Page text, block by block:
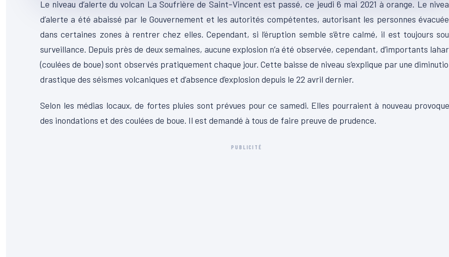
Le niveau d’alerte du volcan La Soufrière de Saint-Vincent est passé, ce jeudi 6 mai 2021 à orange. Le
d’alerte a été abaissé par le Gouvernement et les autorités compétentes, autorisant les personnes
dans certaines zones à rentrer chez elles. Cependant, si l’éruption semble s’être calmé, il est toujours
surveillance. Depuis près de deux semaines, aucune explosion n’a été observée, cependant, d’importants
(coulées de boue) sont observés pratiquement chaque jour. Cette baisse de niveau s’explique par une
drastique des séismes volcaniques et d’absence d’explosion depuis le 22 avril dernier.
Selon les médias locaux, de fortes pluies sont prévues pour ce samedi. Elles pourraient à nouveau
des inondations et des coulées de boue. Il est demandé à tous de faire preuve de prudence.
PUBLICITÉ